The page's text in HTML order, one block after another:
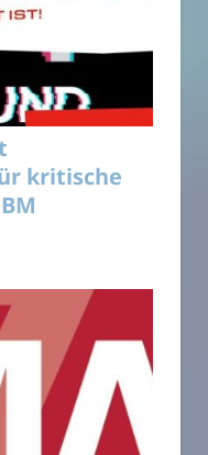
kritische